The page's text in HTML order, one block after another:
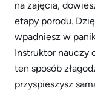
na zajęcia,
etapy porodu.
wpadniesz w
Instruktor nauczy
ten sposób
przyspieszysz